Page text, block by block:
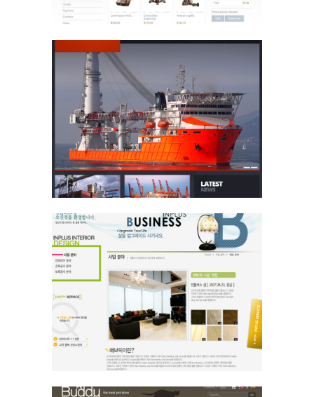
Web0240
Website Design / 운송/화물
Arch001
Website Design / 건축